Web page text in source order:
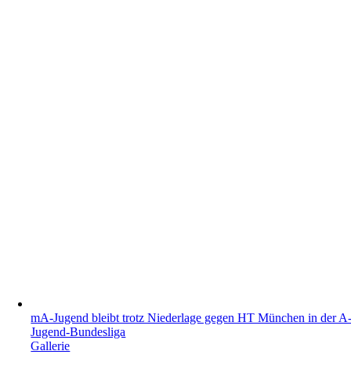
mA-Jugend bleibt trotz Niederlage gegen HT München in der
Jugend-Bundesliga
Gallerie